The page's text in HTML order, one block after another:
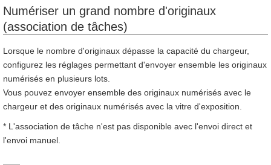
Numériser un grand nombre d'originaux
(association de tâches)
Lorsque le nombre d'originaux dépasse la capacité du chargeur,
configurez les réglages permettant d'envoyer ensemble les originaux
numérisés en plusieurs lots.
Vous pouvez envoyer ensemble des originaux numérisés avec le
chargeur et des originaux numérisés avec la vitre d'exposition.
* L'association de tâche n'est pas disponible avec l'envoi direct et
l'envoi manuel.